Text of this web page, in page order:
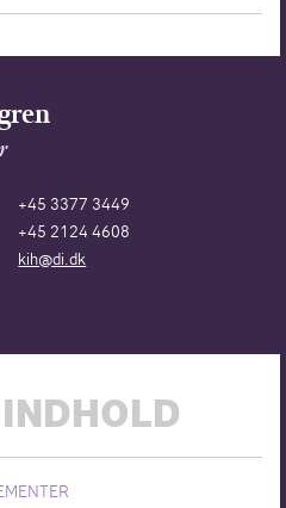
+45 3377 3449
+45 2124 4608
kih@di.dk